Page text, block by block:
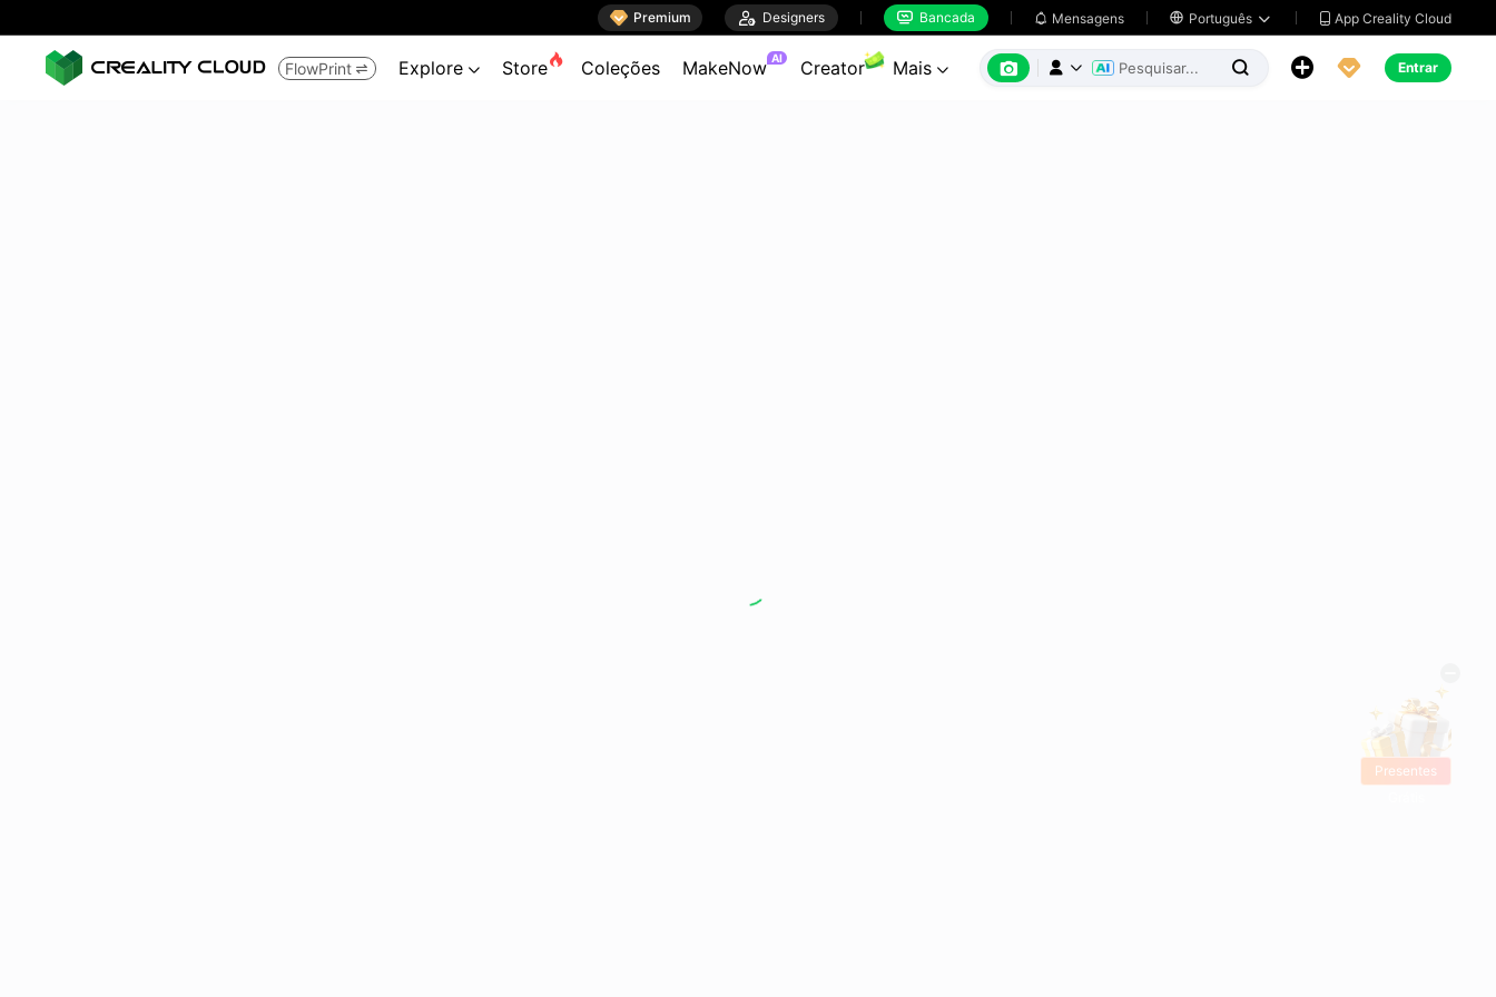
 Premium  Designers  Bancada  Mensagens  Português   App Creality Cloud
FlowPrint  Explore  Store Coleções MakeNow AI Creator Mais        Entrar
Presentes